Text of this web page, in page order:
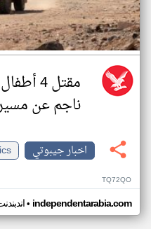
مقتل 4
ناجم عن
اخبار جيبوتي
TQ72QO
• independentarabia.com